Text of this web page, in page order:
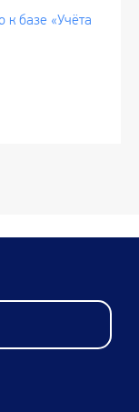
к базе «Учёта